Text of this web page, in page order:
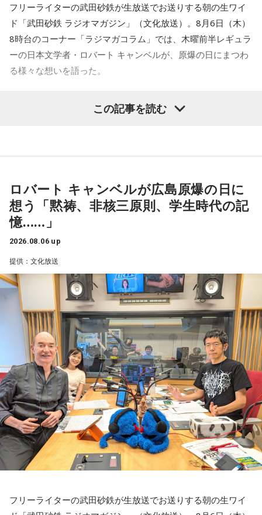
■番組名： 『ボートレースライブ プレミアムGⅠ 第40回レデ
ィースチャンピオン優勝戦 実況中継』
■放送日時： 2026年8月11日（火・祝） 午後4時30分～5時
00分
その他ネット各局 ： 午後4時30分～4時55分
■ゲスト： 原田かおり（KRYラジオパーソナリティ）
フリーライターの武田砂鉄が生放送でお送りする朝の生ワイ
ド「武田砂鉄 ラジオマガジン」（文化放送）。8月6日（木）
8時台のコーナー「ラジマガコラム」では、木曜前半レギュラ
ーの日本文学者・ロバート キャンベルが、原爆の日にまつわ
る様々な想いを語った。
行われていまして、ちょうど今高市総理が就任後、初めての
れが、これから堅持をするのか、それがどういうことなのか
という言及が
なかったようです」
武田砂鉄「はい」
キャンベル「8時15分に1分間の黙祷がありました。この黙祷
の、日本や世界における歴史を振り返ってみると、実は日本
には独自のあり方というものがありまして。
私たちは『1分』という時間が、わりと共有されているわけで
すけれども、世界では、例えば私が育ったアメリカでは
『Moment of Silence』というふうに言われていて、時間が
決められていないんです。30秒だったり40秒だったりという
ことですし、その『Moment of Silence』は実は『Moment
of Prayer』、祈りの瞬間と
いうところから発展しているということがあります。
1940年にナチス・ドイツによるロンドンへの大規模攻撃・ブ
リッツクリークが
運動が始まったわけですね。夜9時に必ず1分間、全ての国民
この記事を読む
ロバート キャンベルが広島原爆の日に
想う「黙祷、非核三原則、学生時代の記
憶……」
2026.08.06 up
提供：文化放送
フリーライターの武田砂鉄が生放送でお送りする朝の生ワイ